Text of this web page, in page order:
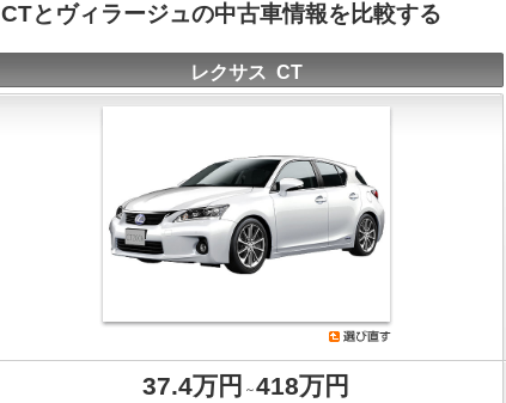
CTとヴィラージュの中古車情報を比較する
レクサス CT
37.4万円 ～418万円